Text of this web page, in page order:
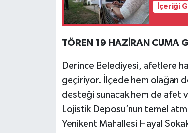
İçeriği
TÖREN 19 HAZİRAN CUMA
Derince Belediyesi, afetlere
geçiriyor. İlçede hem olağan
desteği sunacak hem de afet
Lojistik Deposu’nun temel
Yenikent Mahallesi Hayal